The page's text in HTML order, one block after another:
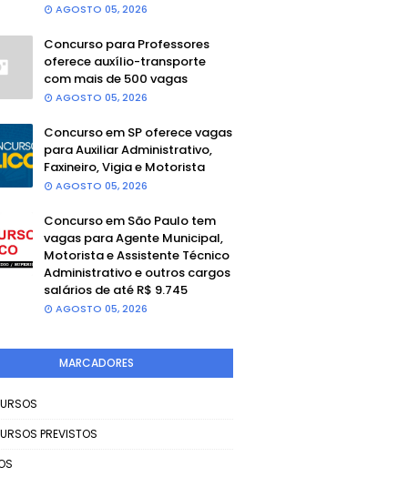
AGOSTO 05, 2026
Concurso para Professores
oferece auxílio-transporte
com mais de 500 vagas
AGOSTO 05, 2026
Concurso em SP oferece vagas
para Auxiliar Administrativo,
Faxineiro, Vigia e Motorista
AGOSTO 05, 2026
Concurso em São Paulo tem
vagas para Agente Municipal,
Motorista e Assistente Técnico
Administrativo e outros cargos
salários de até R$ 9.745
AGOSTO 05, 2026
MARCADORES
PREVISTOS